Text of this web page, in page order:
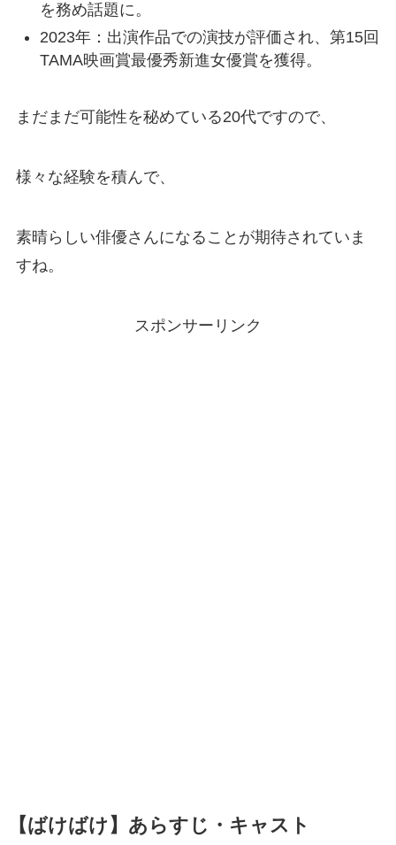
を務め話題に。
2023年：出演作品での演技が評価され、第15回
TAMA映画賞最優秀新進女優賞を獲得。
まだまだ可能性を秘めている20代ですので、
様々な経験を積んで、
素晴らしい俳優さんになることが期待されていま
すね。
スポンサーリンク
【ばけばけ】あらすじ・キャスト